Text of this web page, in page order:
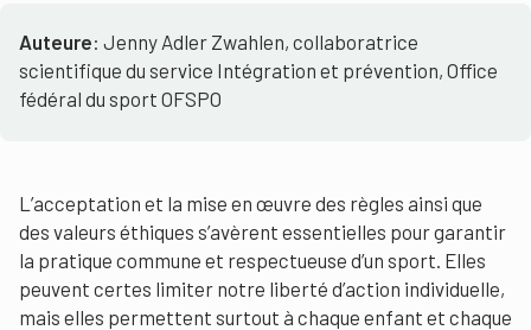
Auteure: Jenny Adler Zwahlen, collaboratrice
scientifique du service Intégration et prévention, Office
fédéral du sport OFSPO
L’acceptation et la mise en œuvre des règles ainsi que
des valeurs éthiques s’avèrent essentielles pour garantir
la pratique commune et respectueuse d’un sport. Elles
peuvent certes limiter notre liberté d’action individuelle,
mais elles permettent surtout à chaque enfant et chaque